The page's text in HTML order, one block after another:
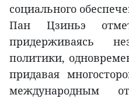
социального
Пан Цзиньэ
придерживаясь
политики,
придавая
международным